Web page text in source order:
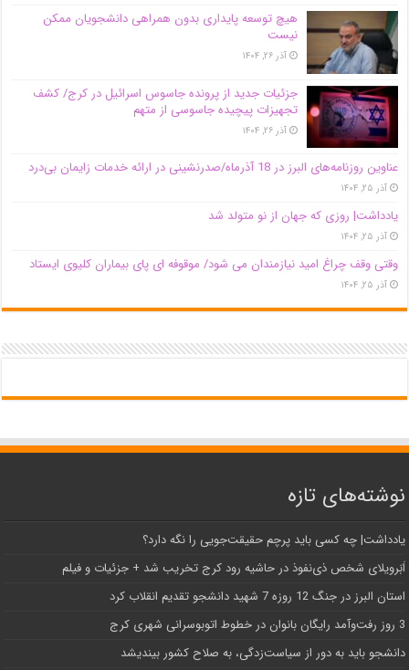
هیچ توسعه پایداری بدون همراهی دانشجویان ممکن
نیست
آذر ۲۶, ۱۴۰۴
جزئیات جدید از پرونده جاسوس اسرائیل در کرج/‌ کشف
تجهیزات پیچیده جاسوسی از متهم
آذر ۲۶, ۱۴۰۴
عناوین روزنامه‌های البرز در ‌18 آذرماه/صدرنشینی در ارائه خدمات زایمان بی‌درد
آذر ۲۵, ۱۴۰۴
یادداشت| روزی که جهان از نو متولد شد
آذر ۲۵, ۱۴۰۴
وقتی وقف چراغ امید نیازمندان می شود/ موقوفه ای پای بیماران کلیوی ایستاد
آذر ۲۵, ۱۴۰۴
نوشته‌های تازه
یادداشت| ‌چه کسی باید پرچم حقیقت‌جویی را نگه دارد؟
اَبَر‌ویلای شخص ذی‌نفوذ در حاشیه‌ رود کرج تخریب شد + جزئیات و فیلم
استان البرز در جنگ 12 روزه 7 شهید دانشجو تقدیم انقلاب کرد
3 روز رفت‌وآمد رایگان بانوان در خطوط اتوبوسرانی شهری کرج
دانشجو باید به دور از سیاست‌زدگی، به صلاح کشور بیندیشد